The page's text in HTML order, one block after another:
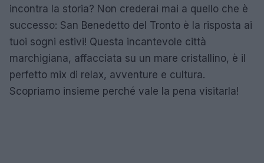
incontra la storia? Non crederai mai a quello che è
successo: San Benedetto del Tronto è la risposta ai
tuoi sogni estivi! Questa incantevole città
marchigiana, affacciata su un mare cristallino, è il
perfetto mix di relax, avventure e cultura.
Scopriamo insieme perché vale la pena visitarla!